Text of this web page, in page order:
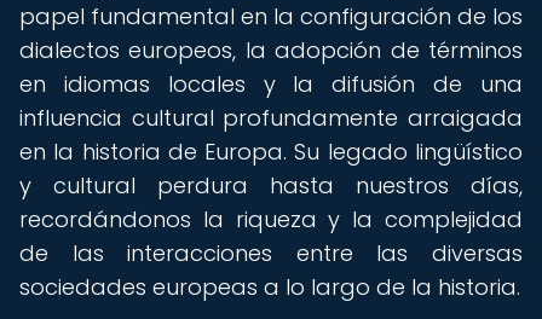
papel fundamental en la configuración de los
dialectos europeos, la adopción de términos
en idiomas locales y la difusión de una
influencia cultural profundamente arraigada
en la historia de Europa. Su legado lingüístico
y cultural perdura hasta nuestros días,
recordándonos la riqueza y la complejidad
de las interacciones entre las diversas
sociedades europeas a lo largo de la historia.